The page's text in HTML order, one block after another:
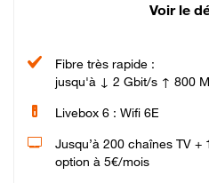
Voir le
Fibre très rapide :
jusqu'à ↓ 2 Gbit/s ↑ 800
Livebox 6 : Wifi 6E
Jusqu’à 200 chaînes TV +
option à 5€/mois